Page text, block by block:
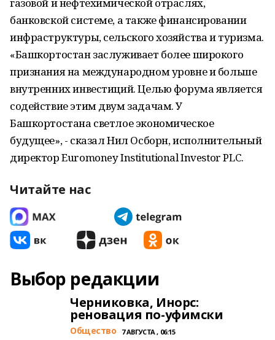
банковской системе, а также финансировании
инфраструктуры, сельского хозяйства и туризма.
«Башкортостан заслуживает более широкого
признания на международном уровне и больше
внутренних инвестиций. Целью форума является
содействие этим двум задачам. У
Башкортостана светлое экономическое
будущее», - сказал Нил Осборн, исполнительный
директор Euromoney Institutional Investor PLC.
Читайте нас
Выбор редакции
Черниковка, Инорс:
реновация по-уфимски
Общество 7 АВГУСТА , 06:15